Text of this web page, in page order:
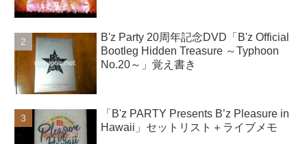
B'z Party 20周年記念DVD「B'z Official
Bootleg Hidden Treasure ～Typhoon
No.20～」覚え書き
「B'z PARTY Presents B’z Pleasure in
Hawaii」セットリスト＋ライブメモ